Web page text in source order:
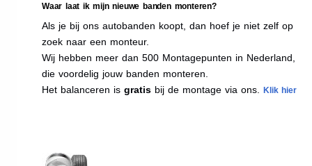
Waar laat ik mijn nieuwe banden monteren?
Als je bij ons autobanden koopt, dan hoef je niet zelf op
zoek naar een monteur.
Wij hebben meer dan 500 Montagepunten in Nederland,
die voordelig jouw banden monteren.
Het balanceren is gratis bij de montage via ons. Klik hier